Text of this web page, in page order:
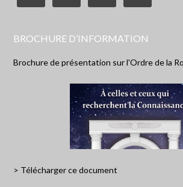
BROCHURE D’INFORMATION
Brochure de présentation sur l'Ordre de la
> Télécharger ce document